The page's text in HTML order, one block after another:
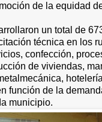
de la equidad
un total de
técnica en los
confección,
de viviendas,
función de la
municipio.